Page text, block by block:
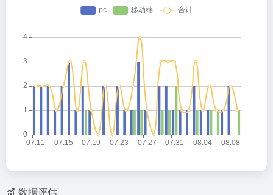
数据评估